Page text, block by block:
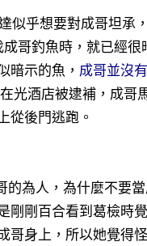
乎想要對成哥坦承
哥釣魚時，就已經
暗示的魚， 成哥並沒
光酒店被逮補，成哥
從後門逃跑。
為人，為什麼不要
剛百合看到葛檢時
身上，所以她覺得